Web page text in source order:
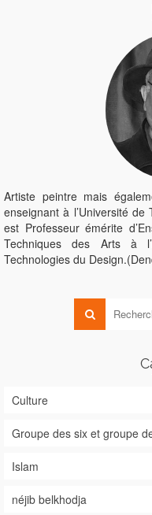
Artiste peintre mais
enseignant à l’Université
est Professeur émérite
Techniques des Arts à
Technologies du
Culture
Groupe des six et groupe
Islam
néjib belkhodja